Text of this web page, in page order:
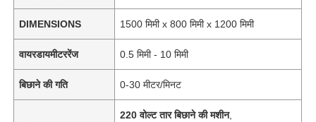
DIMENSIONS 1500 मिमी x 800 मिमी x 1200 मिमी
वायरडायमीटररेंज 0.5 मिमी - 10 मिमी
बिछाने की गति 0-30 मीटर/मिनट
220 वोल्ट तार बिछाने की मशीन,